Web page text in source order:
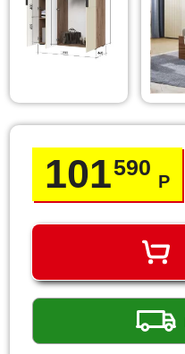
101590
Р